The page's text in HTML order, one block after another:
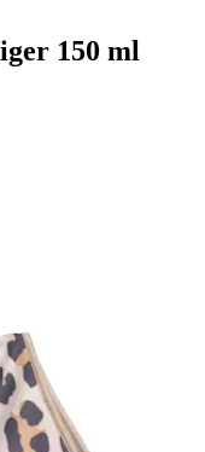
150 ml